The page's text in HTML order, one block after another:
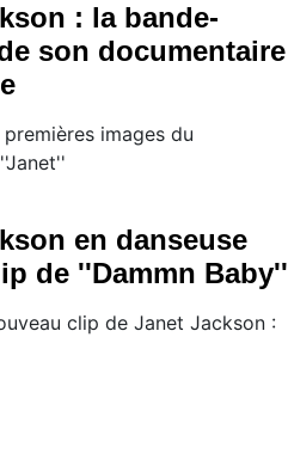
: la bande-
son documentaire
images du
en danseuse
de ''Dammn Baby''
clip de Janet Jackson :